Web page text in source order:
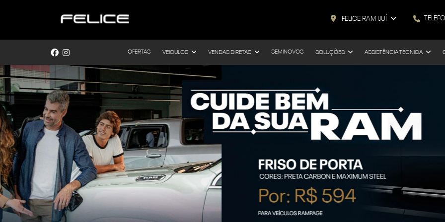
FELICE RAM IJUÍ
OFERTAS VEICULOS VENDAS DIRETAS SEMINOVOS SOLUÇÕES ASSISTÊNCIA TÉCNICA
templates.template-01.components.carousel.texts.control_prev